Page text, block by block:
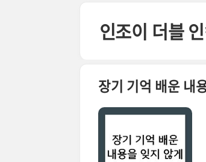
인조이 더블
장기 기억 배운 내